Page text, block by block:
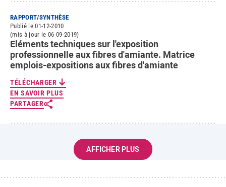
RAPPORT/SYNTHÈSE
Publié le 01-12-2010
(mis à jour le 06-09-2019)
Eléments techniques sur l'exposition
professionnelle aux fibres d'amiante. Matrice
emplois-expositions aux fibres d'amiante
TÉLÉCHARGER
EN SAVOIR PLUS
PARTAGER
AFFICHER PLUS